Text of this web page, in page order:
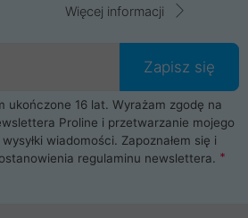
Więcej informacji
Zapisz się
ukończone 16 lat. Wyrażam zgodę na
Proline i przetwarzanie mojego
wiadomości. Zapoznałem się i
regulaminu newslettera.